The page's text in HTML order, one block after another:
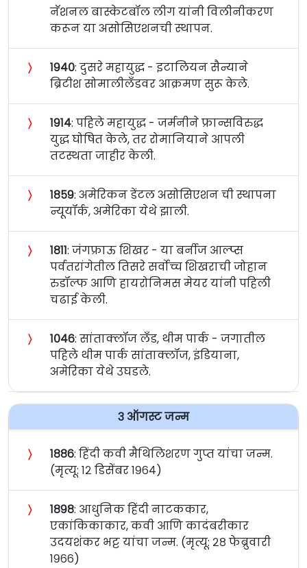
नॅशनल बास्केटबॉल लीग यांनी विलीनीकरण
करून या असोसिएशनची स्थापन.
〉 १९४०: दुसरे महायुद्ध - इटालियन सैन्याने
ब्रिटीश सोमालीलँडवर आक्रमण सुरू केले.
〉 १९१४: पहिले महायुद्ध - जर्मनीने फ्रान्सविरुद्ध
युद्ध घोषित केले, तर रोमानियाने आपली
तटस्थता जाहीर केली.
〉 १८५९: अमेरिकन डेंटल असोसिएशन ची स्थापना
न्यूयॉर्क, अमेरिका येथे झाली.
〉 १८११: जंगफ्राऊ शिखर - या बर्नीज आल्प्स
पर्वतरांगेतील तिसरे सर्वोच्च शिखराची जोहान
रुडॉल्फ आणि हायरोनिमस मेयर यांनी पहिली
चढाई केली.
〉 १०४६: सांताक्लॉज लँड, थीम पार्क - जगातील
पहिले थीम पार्क सांताक्लॉज, इंडियाना,
अमेरिका येथे उघडले.
३ ऑगस्ट जन्म
〉 १८८६: हिंदी कवी मैथिलिशरण गुप्त यांचा जन्म.
(मृत्यू: १२ डिसेंबर १९६४)
〉 १८९८: आधुनिक हिंदी नाटककार,
एकांकिकाकार, कवी आणि कादंबरीकार
उदयशंकर भट्ट यांचा जन्म. (मृत्यू: २८ फेब्रुवारी
१९६६)